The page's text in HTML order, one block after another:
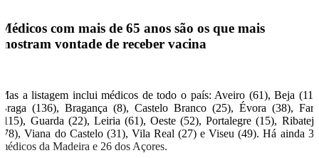
Médicos com mais de 65 anos são os que mais
mostram vontade de receber vacina
Mas a listagem inclui médicos de todo o país: Aveiro (61), Beja (11),
Braga (136), Bragança (8), Castelo Branco (25), Évora (38), Faro
(115), Guarda (22), Leiria (61), Oeste (52), Portalegre (15), Ribatejo
(78), Viana do Castelo (31), Vila Real (27) e Viseu (49). Há ainda 36
médicos da Madeira e 26 dos Açores.